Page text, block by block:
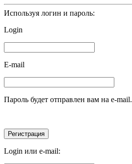
Используя логин и пароль:
Login
E-mail
Пароль будет отправлен вам на e-mail.
Login или e-mail: